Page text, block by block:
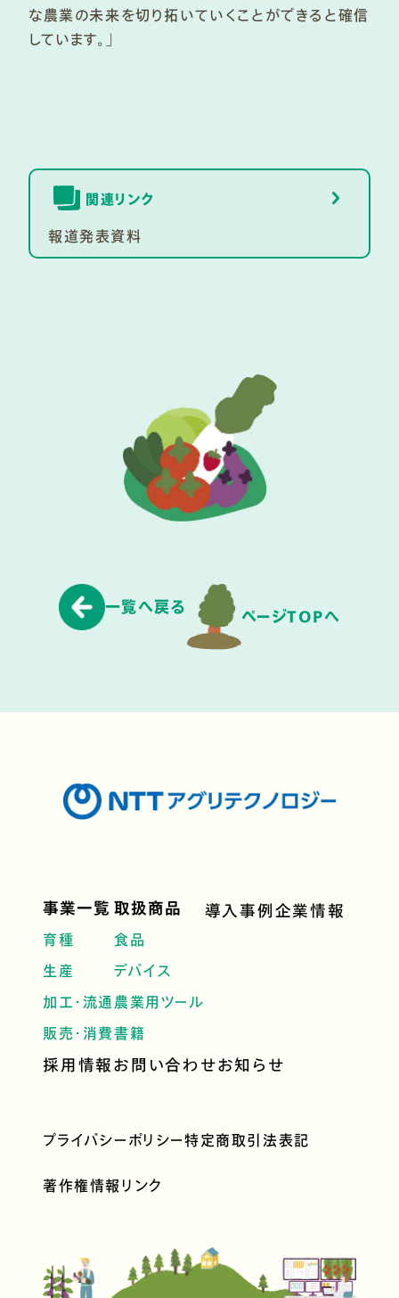
な農業の未来を切り拓いていくことができると確信
しています。」
関連リンク
報道発表資料
一覧へ戻る ページTOPへ
事業一覧
育種
生産
加工・流通
販売・消費
取扱商品
食品
デバイス
農業用ツール
書籍
導入事例企業情報
採用情報お問い合わせお知らせ
プライバシーポリシー特定商取引法表記
著作権情報 リンク